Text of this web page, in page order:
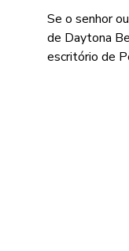
Se o senhor
de Daytona
escritório de